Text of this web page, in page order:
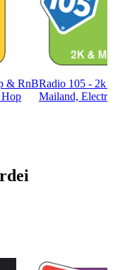
& RnBRadio 105 - 2k
Mailand,